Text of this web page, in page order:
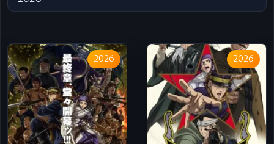
2026 2026